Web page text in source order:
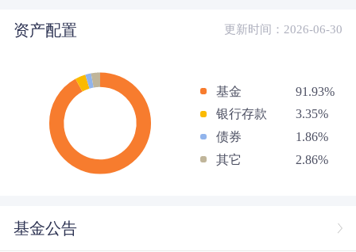
资产配置 更新时间：2026-06-30
基金
91.93%
银行存款
3.35%
债券
1.86%
其它
2.86%
基金公告